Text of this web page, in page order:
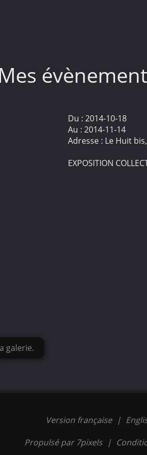
Mes
Du : 2014-10-18
Au : 2014-11-14
Adresse : Le Huit
EXPOSITION
galerie.
Version française |
Propulsé par 7pixels |